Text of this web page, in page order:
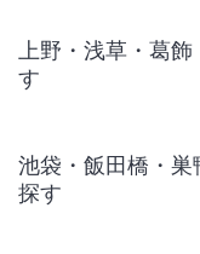
上野・浅草・葛
す
池袋・飯田橋・
探す